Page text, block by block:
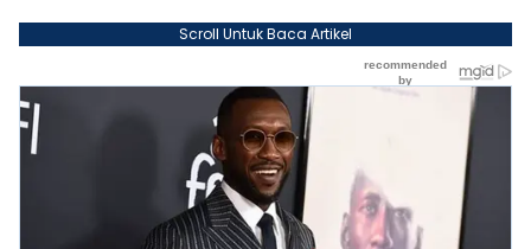
Scroll Untuk Baca Artikel